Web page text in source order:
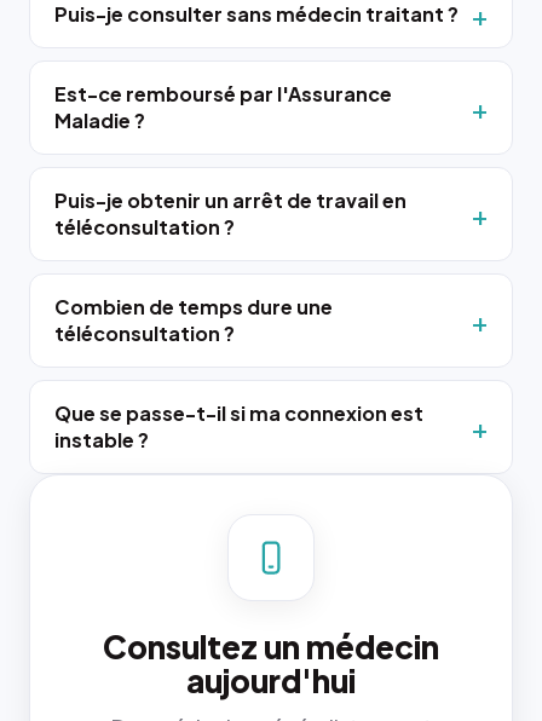
Puis-je consulter sans médecin traitant ?
Est-ce remboursé par l'Assurance
Maladie ?
Puis-je obtenir un arrêt de travail en
téléconsultation ?
Combien de temps dure une
téléconsultation ?
Que se passe-t-il si ma connexion est
instable ?
Consultez un médecin
aujourd'hui